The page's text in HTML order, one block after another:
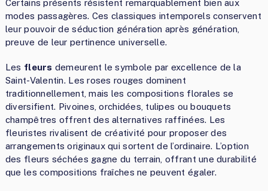
Certains présents résistent remarquablement bien aux
modes passagères. Ces classiques intemporels conservent
leur pouvoir de séduction génération après génération,
preuve de leur pertinence universelle.
Les fleurs demeurent le symbole par excellence de la
Saint-Valentin. Les roses rouges dominent
traditionnellement, mais les compositions florales se
diversifient. Pivoines, orchidées, tulipes ou bouquets
champêtres offrent des alternatives raffinées. Les
fleuristes rivalisent de créativité pour proposer des
arrangements originaux qui sortent de l’ordinaire. L’option
des fleurs séchées gagne du terrain, offrant une durabilité
que les compositions fraîches ne peuvent égaler.